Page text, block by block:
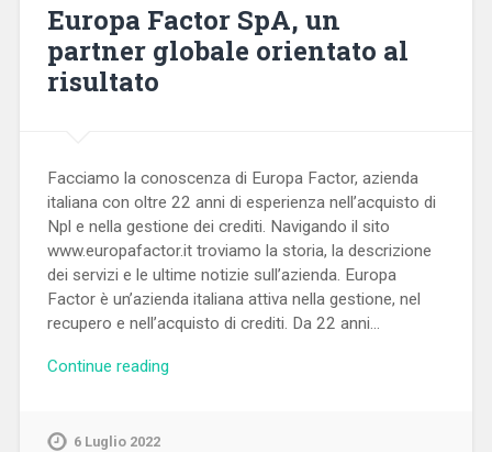
Europa Factor SpA, un
partner globale orientato al
risultato
Facciamo la conoscenza di Europa Factor, azienda
italiana con oltre 22 anni di esperienza nell’acquisto di
Npl e nella gestione dei crediti. Navigando il sito
www.europafactor.it troviamo la storia, la descrizione
dei servizi e le ultime notizie sull’azienda. Europa
Factor è un’azienda italiana attiva nella gestione, nel
recupero e nell’acquisto di crediti. Da 22 anni…
Continue reading
6 Luglio 2022